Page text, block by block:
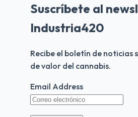
Suscríbete al
Industria420
Recibe el boletín de noticias
de valor del cannabis.
Email Address